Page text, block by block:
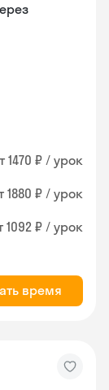
1470 ₽ / урок
1880 ₽ / урок
1092 ₽ / урок
время